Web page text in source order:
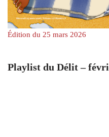
Édition du 25 mars 2026
Playlist du Délit –